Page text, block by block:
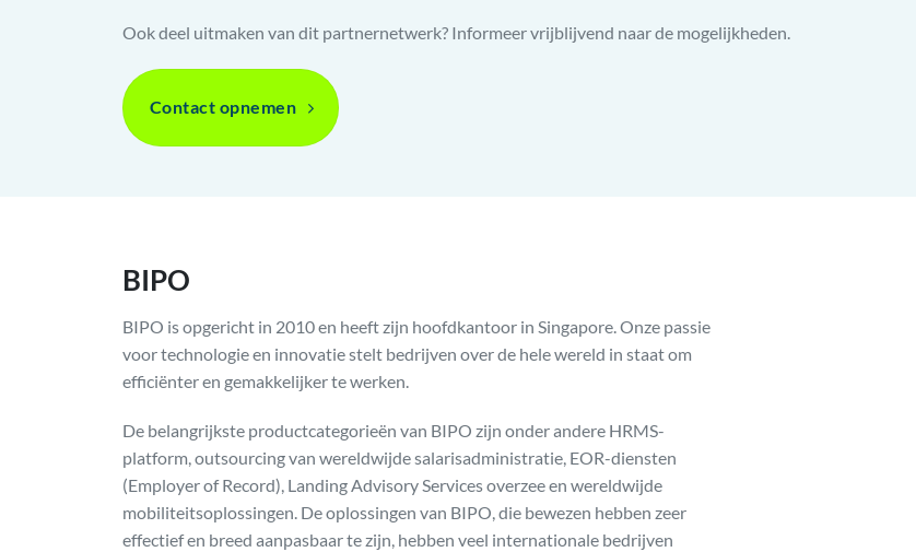
Ook deel uitmaken van dit partnernetwerk? Informeer vrijblijvend naar de mogelijkheden.
Contact opnemen
BIPO
BIPO is opgericht in 2010 en heeft zijn hoofdkantoor in Singapore. Onze passie
voor technologie en innovatie stelt bedrijven over de hele wereld in staat om
efficiënter en gemakkelijker te werken.
De belangrijkste productcategorieën van BIPO zijn onder andere HRMS-
platform, outsourcing van wereldwijde salarisadministratie, EOR-diensten
(Employer of Record), Landing Advisory Services overzee en wereldwijde
mobiliteitsoplossingen. De oplossingen van BIPO, die bewezen hebben zeer
effectief en breed aanpasbaar te zijn, hebben veel internationale bedrijven